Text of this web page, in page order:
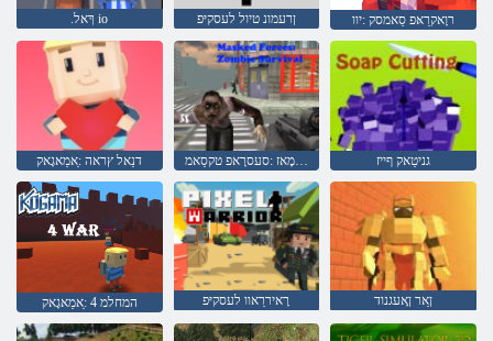
.ךָאל io ןרעמונ טיול לעסקיּפ רוָאקרַאּפ סַאמסק :יוו
דנַאל ץראה :ַאמַאגָאק לַאוויוורוס עיבמָאז :סעסרָאפ טקסַאמ גניטַאק ףייז
המחלמ 4 :ַאמַאגָאק רָאיררַאוו לעסקיּפ ןַאר ןָאעגנוד